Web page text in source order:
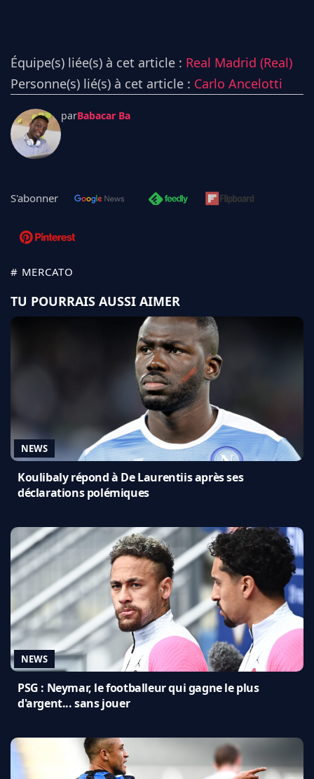
Équipe(s) liée(s) à cet article : Real Madrid (Real)
Personne(s) lié(s) à cet article : Carlo Ancelotti
parBabacar Ba
S'abonner
# MERCATO
TU POURRAIS AUSSI AIMER
NEWS
Koulibaly répond à De Laurentiis après ses
déclarations polémiques
NEWS
PSG : Neymar, le footballeur qui gagne le plus
d'argent... sans jouer